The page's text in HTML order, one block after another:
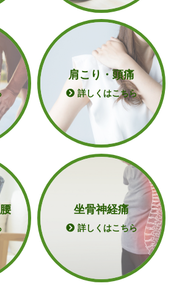
肩こり・頭痛
詳しくはこちら
坐骨神経痛
詳しくはこちら